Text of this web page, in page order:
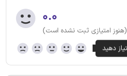
۰.۰
(هنوز امتیازی ثبت نشده است)